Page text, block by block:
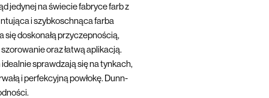
jedynej na świecie fabryce farb z
i szybkoschnąca farba
się doskonałą przyczepnością,
oraz łatwą aplikacją.
sprawdzają się na tynkach,
i perfekcyjną powłokę. Dunn-